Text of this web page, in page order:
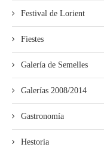
Festival de Lorient
Fiestes
Galería de Semelles
Galerías 2008/2014
Gastronomía
Hestoria